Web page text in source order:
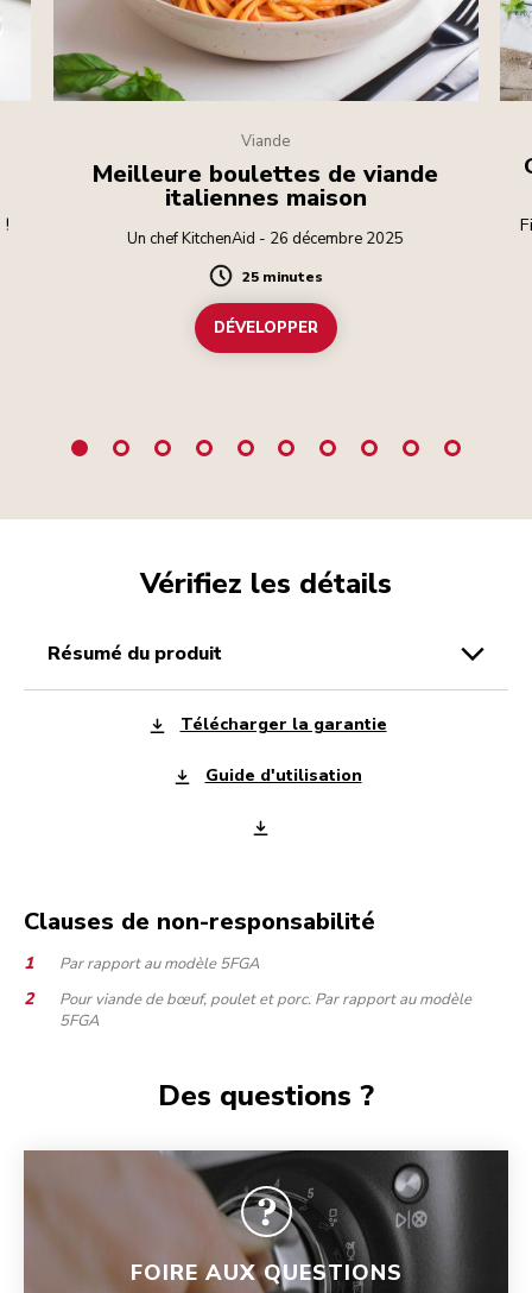
!
Viande
Meilleure boulettes de viande
italiennes maison
Un chef KitchenAid - 26 décembre 2025
Duration
25 minutes
DÉVELOPPER
Vérifiez les détails
résumé du produit
Télécharger la garantie
Guide d'utilisation
Clauses de non-responsabilité
Par rapport au modèle 5FGA
Pour viande de bœuf, poulet et porc. Par rapport au modèle
5FGA
Des questions ?
FOIRE AUX QUESTIONS